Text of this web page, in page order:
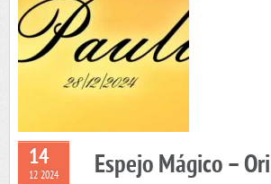
14
12 2024 Espejo Mágico – Ori